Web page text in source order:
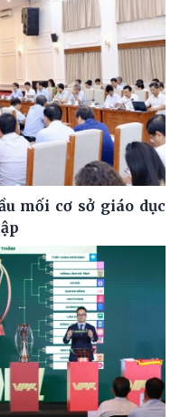
mối cơ sở giáo dục